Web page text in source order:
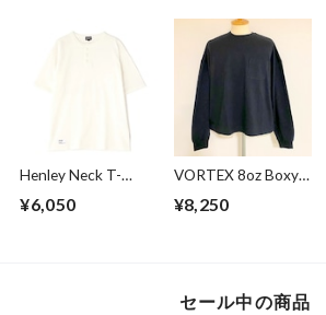
Henley Neck T-
¥6,050
VORTEX 8oz Boxy
with with Glasses
¥8,250
セール中の商品